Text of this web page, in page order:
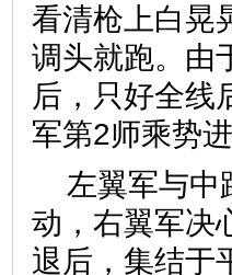
看清枪上白晃
调头就跑。由
后，只好全线
军第2师乘势进
左翼军与中
动，右翼军决
退后，集结于